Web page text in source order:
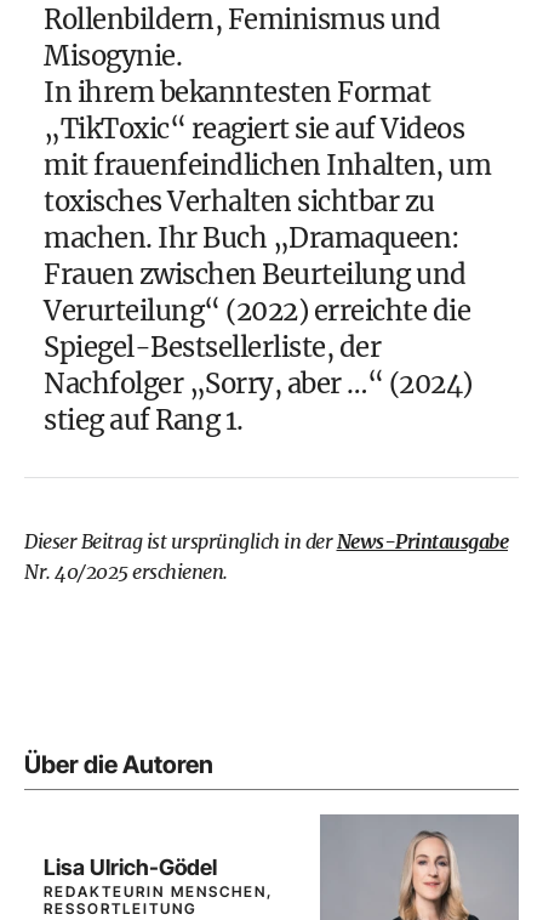
Rollenbildern, Feminismus und
Misogynie.
In ihrem bekanntesten Format
„TikToxic“ reagiert sie auf Videos
mit frauenfeindlichen Inhalten, um
toxisches Verhalten sichtbar zu
machen. Ihr Buch „Dramaqueen:
Frauen zwischen Beurteilung und
Verurteilung“ (2022) erreichte die
Spiegel-Bestsellerliste, der
Nachfolger „Sorry, aber …“ (2024)
stieg auf Rang 1.
Dieser Beitrag ist ursprünglich in derNews-Printausgabe
Nr. 40/2025 erschienen.
Über die Autoren
Lisa Ulrich-Gödel
REDAKTEURIN MENSCHEN,
RESSORTLEITUNG